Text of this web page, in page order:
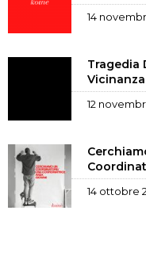
14
Tragedia
12
14 ottobre